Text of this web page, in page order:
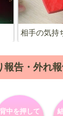
相手の気持
報告・外れ
背中を押して